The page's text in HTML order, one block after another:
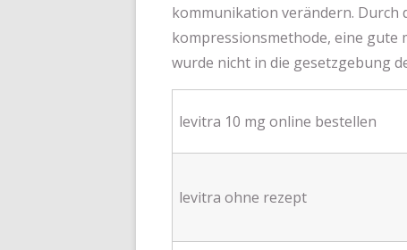
kommunikation verändern. Durch
kompressionsmethode, eine gute
wurde nicht in die gesetzgebung
levitra 10 mg online bestellen
levitra ohne rezept